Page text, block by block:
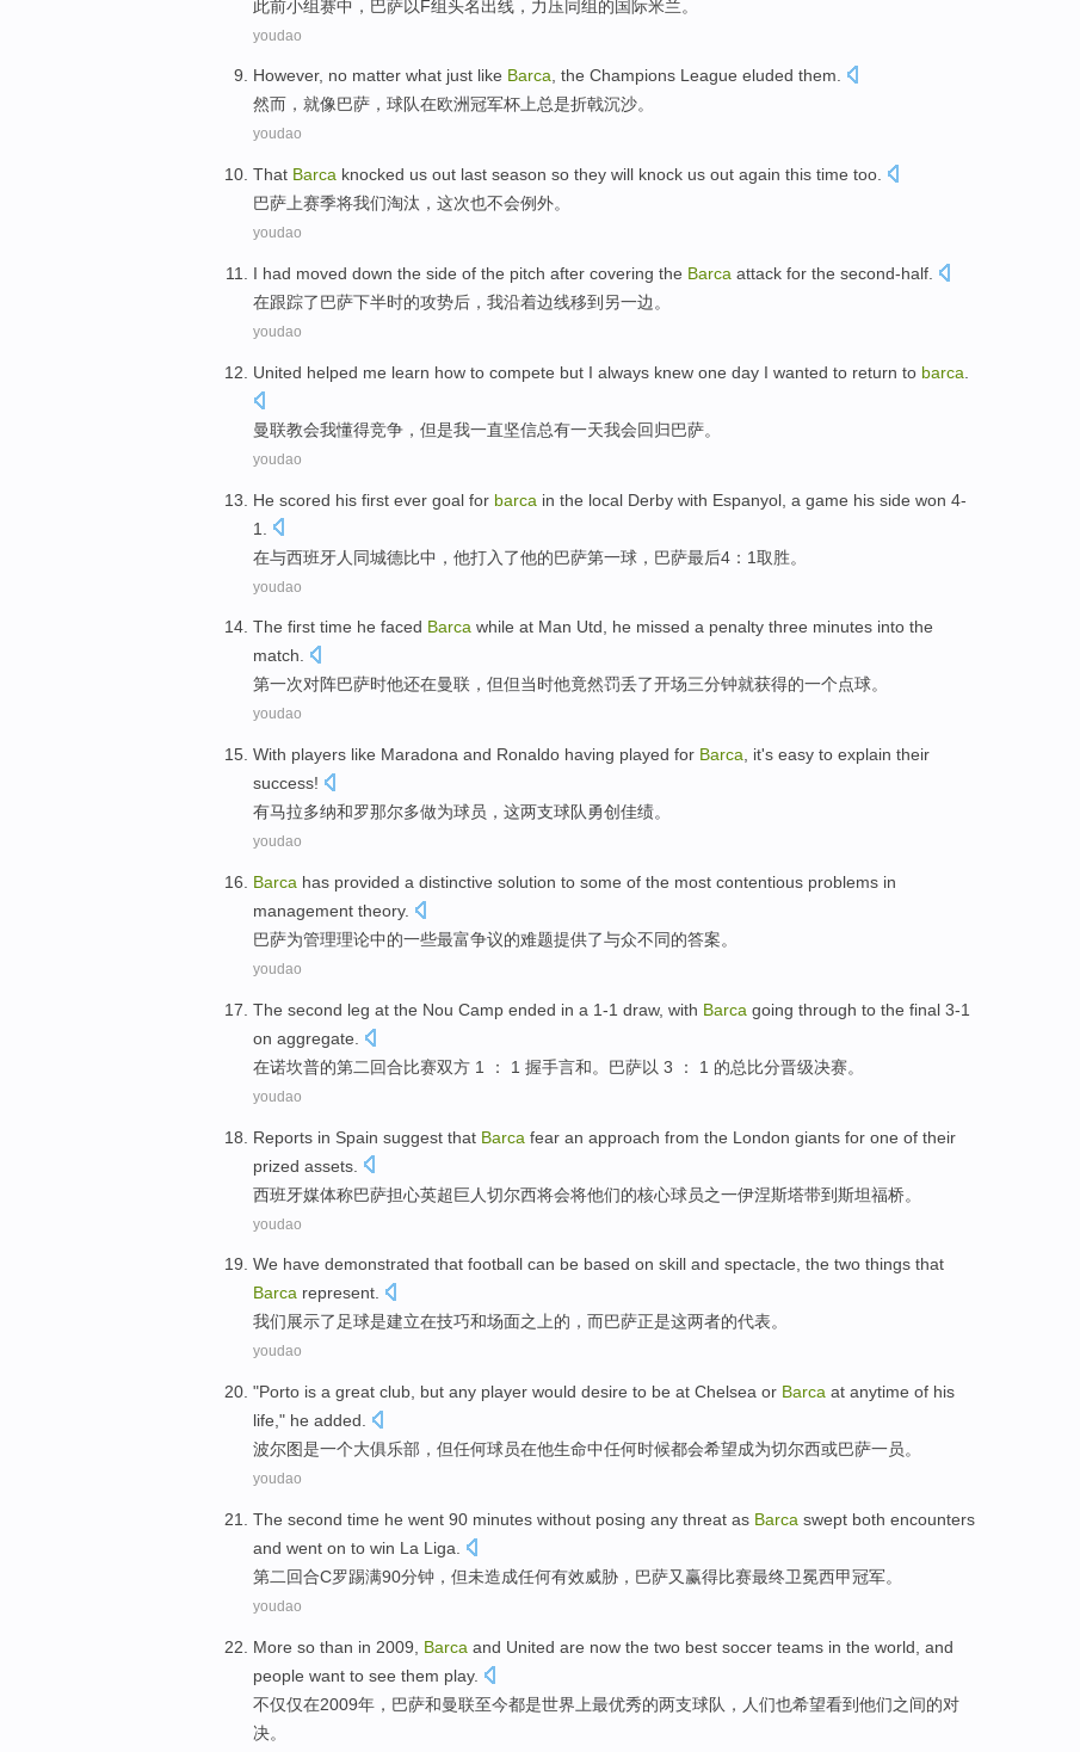
此前小组赛中， 巴萨以 F组头名出线，力压同组的 国际米兰。
youdao
However, no matter what just like Barca, the Champions League eluded them.
然而 ， 就像巴萨 ，球队在欧洲冠军杯上总是折戟沉沙。
youdao
That Barca knocked us out last season so they will knock us out again this time too
巴萨 上赛季将我们淘汰 ， 这次也不会例外。
youdao
I had moved down the side of the pitch after covering the Barca attack for the second-half.
在跟踪了巴萨下半时的攻势后 ， 我沿着边线移到 另一边。
youdao
United helped me learn how to compete but I always knew one day I wanted to return to barca
曼联教会我懂得竞争 ， 但是我一直坚信总有一天我会回归巴萨。
youdao
He scored his first ever goal for barca in the local Derby with Espanyol , a game his side won 4-
1.
在与西班牙人 同城德比中， 他打入 了他的巴萨第一球 ，巴萨最后4：1取胜。
youdao
The first time he faced Barca while at Man Utd, he missed a penalty three minutes into the
match.
第一次对阵巴萨时他还在曼联 ，但但当时他竟然罚丢了开场三分钟就获得的一个点球。
youdao
With players like Maradona and Ronaldo having played for Barca it's easy to explain their
success!
有马拉多纳和罗那尔多做为球员 ， 这两支球队勇创佳绩。
youdao
Barca has provided a distinctive solution to some of the most contentious problems in
management theory.
巴萨为管理理论中的一些最富争议的难题提供了与众不同的答案。
youdao
The second leg at the Nou Camp ended in a 1-1 draw, with Barca going through to the final 3-1
on aggregate
在诺坎普的第二回合比赛双方 1 ： 1 握手言和。 巴萨以 3 ： 1 的总比分晋级决赛。
youdao
Reports in Spain suggest that Barca fear an approach from the London giants for one of their
prized assets.
西班牙媒体称巴萨担心英超巨人切尔西将会将他们的核心球员之一伊涅斯塔带到斯坦福桥。
youdao
We have demonstrated that football can be based on skill and spectacle, the two things that
Barca represent.
我们展示了足球是建立在技巧和场面之上的， 而巴萨正是这两者的代表。
youdao
"Porto is a great club but any player would desire to be at Chelsea or Barca at anytime of his
life ," he added.
波尔图是一个大俱乐部 ， 但任何球员在他生命中任何时候都会希望成为切尔西或巴萨一员。
youdao
The second time he went 90 minutes without posing any threat as Barca swept both encounters
and went on to win La Liga
第二回合C罗踢满90分钟 ，但未造成任何有效威胁 ， 巴萨又 赢得比赛最终卫冕西甲冠军。
youdao
More so than in 2009, Barca and United are now the two best soccer teams in the world , and
people want to see them play.
不仅仅在2009年， 巴萨和曼联至今都是世界上最优秀的两支球队， 人们也希望看到他们之间的对
决。